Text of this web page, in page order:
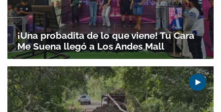
¡Una probadita de lo que viene! Tu Cara
Me Suena llegó a Los Andes Mall